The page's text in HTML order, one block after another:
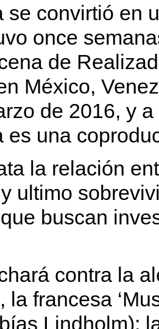
se convirtió en
once
de
México,
de 2016, y
es una
la relación
ultimo
buscan
contra la
la francesa
Lindholm);